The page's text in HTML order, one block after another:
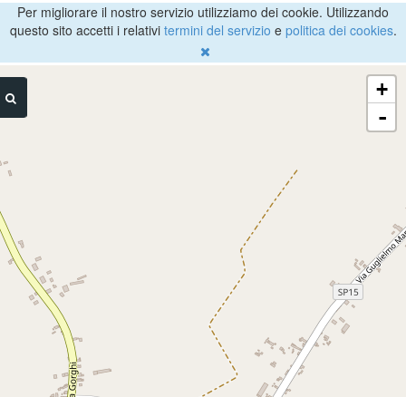
Per migliorare il nostro servizio utilizziamo dei cookie. Utilizzando
questo sito accetti i relativi termini del servizio e politica dei cookies.
+
-